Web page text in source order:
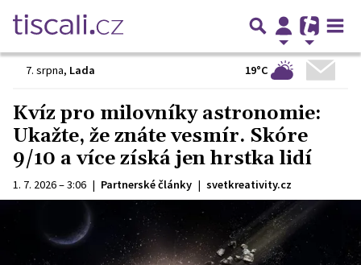
7. srpna, Lada 19°C
Kvíz pro milovníky astronomie:
Ukažte, že znáte vesmír. Skóre
9/10 a více získá jen hrstka lidí
1. 7. 2026 – 3:06 | Partnerské články | svetkreativity.cz